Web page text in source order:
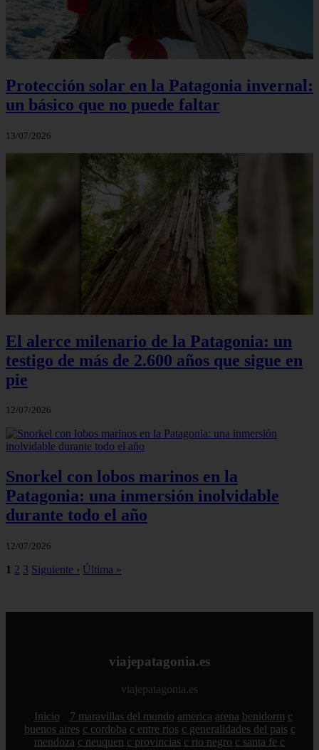
Protección solar en la Patagonia invernal:
un básico que no puede faltar
13/07/2026
El alerce milenario de la Patagonia: un
testigo de más de 2.600 años que sigue en
pie
12/07/2026
Snorkel con lobos marinos en la
Patagonia: una inmersión inolvidable
durante todo el año
12/07/2026
1 2 3 Siguiente › Última »
viajepatagonia.es
viajepatagonia.es
Inicio 7 maravillas del mundo america arena benidorm c
buenos aires c cordoba c entre rios c generalidades del pais c
mendoza c neuquen c provincias c rio negro c santa fe c